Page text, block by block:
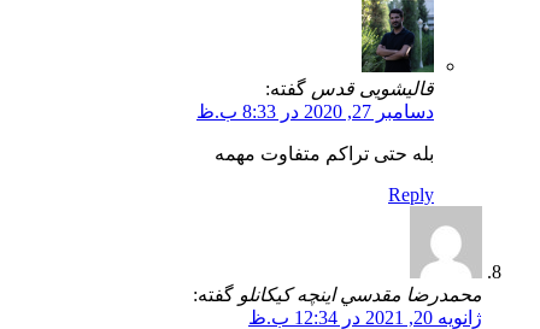
قالیشویی قدس گفته:
دسامبر 27, 2020 در 8:33 ب.ظ
بله حتی تراکم متفاوت مهمه
Reply
محمدرضا مقدسي اينچه کيکانلو گفته:
ژانویه 20, 2021 در 12:34 ب.ظ